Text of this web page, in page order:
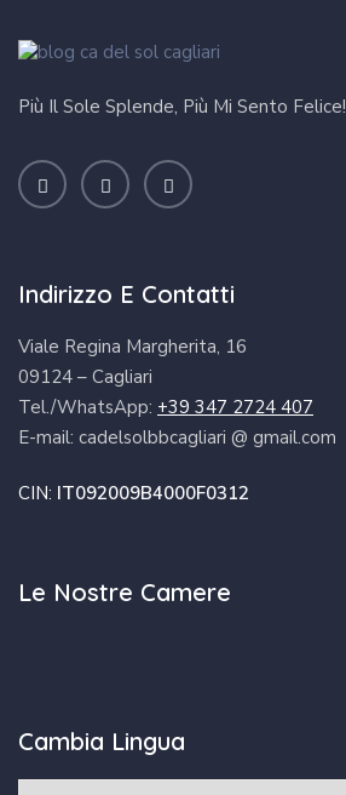
Più Il Sole Splende, Più Mi Sento Felice!
Indirizzo E Contatti
Viale Regina Margherita, 16
09124 – Cagliari
Tel./WhatsApp: +39 347 2724 407
E-mail: cadelsolbbcagliari @ gmail.com
CIN: IT092009B4000F0312
Le Nostre Camere
Cambia Lingua